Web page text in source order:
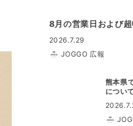
8月の営業日および
2026.7.29
JOGGO 広報
熊本県
について